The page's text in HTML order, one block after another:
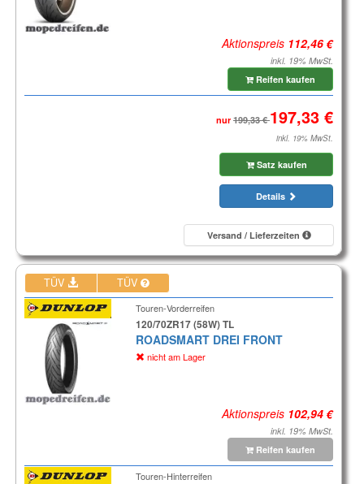
Aktionspreis
inkl. 19% MwSt.
Reifen kaufen
nur
inkl. 19% MwSt.
Satz kaufen
Details
Versand / Lieferzeiten
TÜV TÜV
Touren-Vorderreifen
120/70ZR17 (58W) TL
ROADSMART DREI FRONT
nicht am Lager
Aktionspreis
inkl. 19% MwSt.
Reifen kaufen
Touren-Hinterreifen